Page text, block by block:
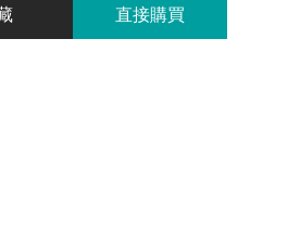
直接購買